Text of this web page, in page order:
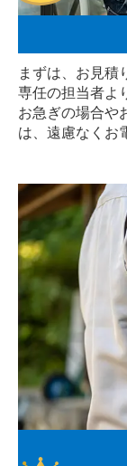
まずは、お見積
専任の担当者よ
お急ぎの場合や
は、遠慮なく お